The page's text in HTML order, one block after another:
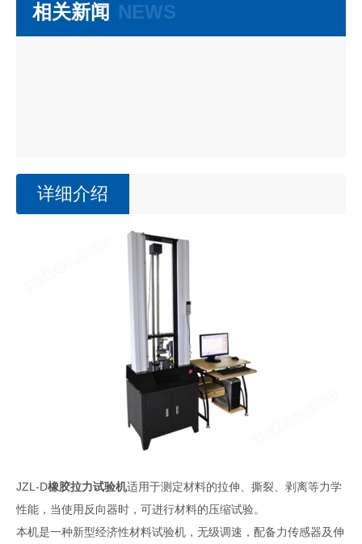
NEWS
相关新闻
详细介绍
JZL-D橡胶拉力试验机适用于测定材料的拉伸、撕裂、剥离等力学
性能，当使用反向器时，可进行材料的压缩试验。
本机是一种新型经济性材料试验机，无级调速，配备力传感器及伸